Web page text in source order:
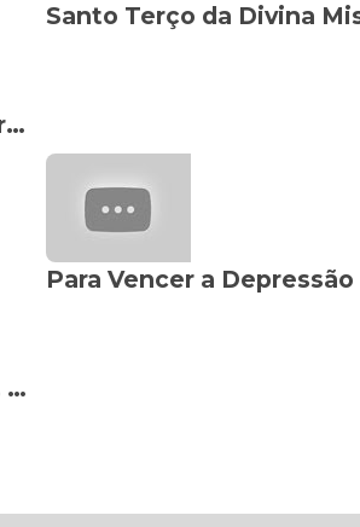
Adoração Perpétua ao vivo da Igreja de São Bento, Melbourne St Benedicts Burwood
Santo Terço da Divina
Adoração ao Santíssimo com Pe. Eduardo no Madrugada de Bênçãos